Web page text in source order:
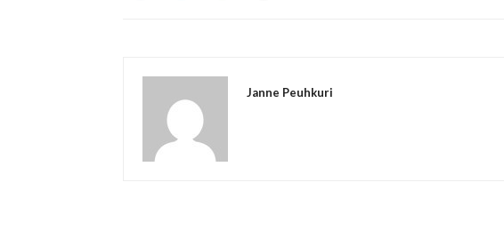
Janne Peuhkuri